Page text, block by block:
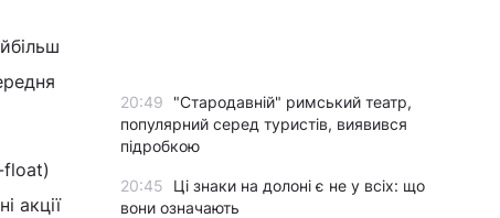
float)
акції
20:49
"Стародавній" римський театр,
популярний серед туристів, виявився
підробкою
20:45
Ці знаки на долоні є не у всіх: що
вони означають